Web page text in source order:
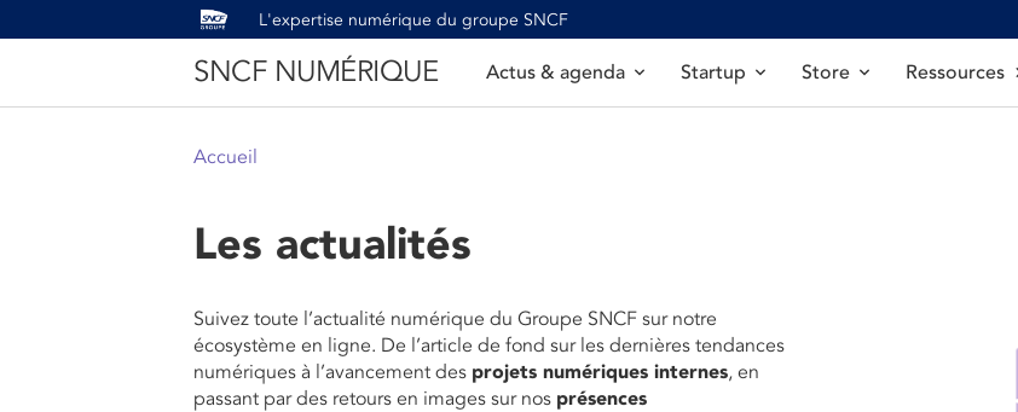
L'expertise numérique du groupe SNCF
SNCF NUMÉRIQUE Actus & agenda Startup Store Ressources
Accueil
Les actualités
Suivez toute l’actualité numérique du Groupe SNCF sur notre
écosystème en ligne. De l’article de fond sur les dernières tendances
numériques à l’avancement des projets numériques internes, en
passant par des retours en images sur nos présences